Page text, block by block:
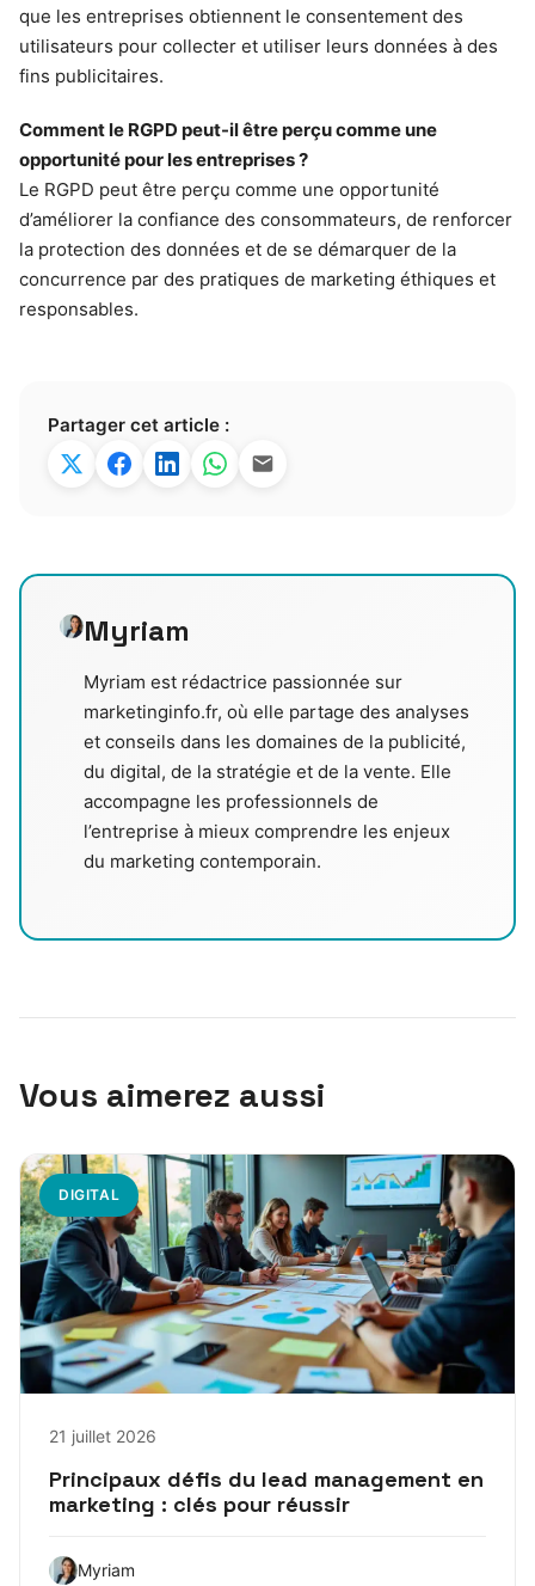
que les entreprises obtiennent le consentement des
utilisateurs pour collecter et utiliser leurs données à des
fins publicitaires.
Comment le RGPD peut-il être perçu comme une
opportunité pour les entreprises ?
Le RGPD peut être perçu comme une opportunité
d’améliorer la confiance des consommateurs, de renforcer
la protection des données et de se démarquer de la
concurrence par des pratiques de marketing éthiques et
responsables.
Partager cet article :
Myriam
Myriam est rédactrice passionnée sur
marketinginfo.fr, où elle partage des analyses
et conseils dans les domaines de la publicité,
du digital, de la stratégie et de la vente. Elle
accompagne les professionnels de
l’entreprise à mieux comprendre les enjeux
du marketing contemporain.
Vous aimerez aussi
DIGITAL
21 juillet 2026
Principaux défis du lead management en
marketing : clés pour réussir
Myriam